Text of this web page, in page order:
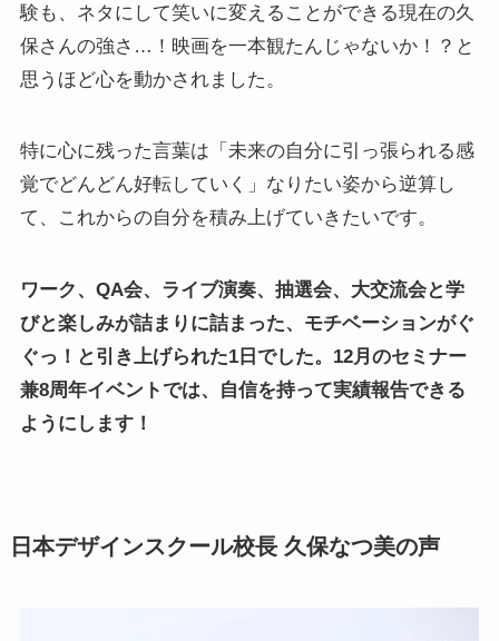
験も、ネタにして笑いに変えることができる現在の久
保さんの強さ…！映画を一本観たんじゃないか！？と
思うほど心を動かされました。
特に心に残った言葉は「未来の自分に引っ張られる感
覚でどんどん好転していく」なりたい姿から逆算し
て、これからの自分を積み上げていきたいです。
ワーク、QA会、ライブ演奏、抽選会、大交流会と学
びと楽しみが詰まりに詰まった、モチベーションがぐ
ぐっ！と引き上げられた1日でした。12月のセミナー
兼8周年イベントでは、自信を持って実績報告できる
ようにします！
日本デザインスクール校長 久保なつ美の声